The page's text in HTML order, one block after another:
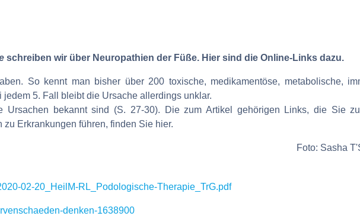
schreiben wir über Neuropathien der Füße. Hier sind die Online-Links dazu.
So kennt man bisher über 200 toxische, medikamentöse, metabolische,
5. Fall bleibt die Ursache allerdings unklar.
Ursachen bekannt sind (S. 27-30). Die zum Artikel gehörigen Links, die Sie
Erkrankungen führen, finden Sie hier.
Foto: Sasha
02-20_HeilM-RL_Podologische-Therapie_TrG.pdf
denken-1638900